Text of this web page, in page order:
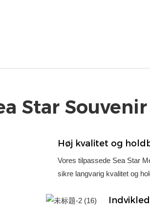
Star Souvenir
Høj kvalitet og
Vores tilpassede Sea Star
sikre langvarig kvalitet og